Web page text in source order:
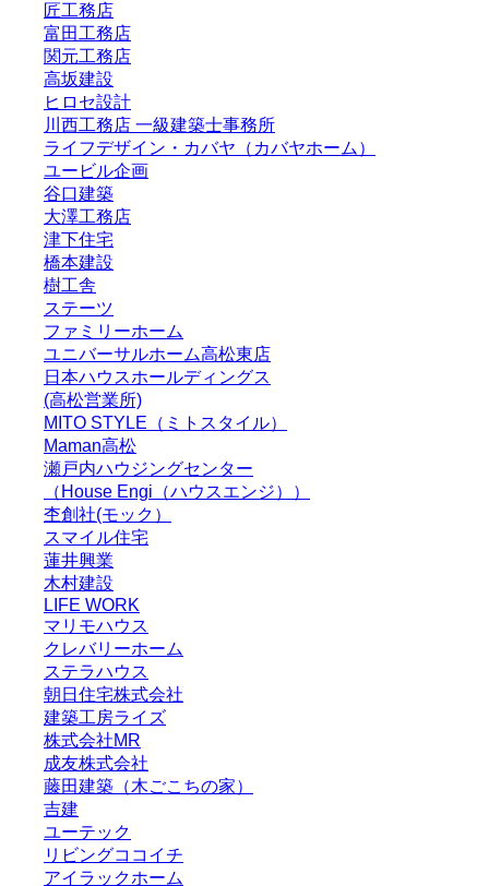
匠工務店
富田工務店
関元工務店
高坂建設
ヒロセ設計
川西工務店 一級建築士事務所
ライフデザイン・カバヤ（カバヤホーム）
ユービル企画
谷口建築
大澤工務店
津下住宅
橋本建設
樹工舎
ステーツ
ファミリーホーム
ユニバーサルホーム高松東店
日本ハウスホールディングス
(高松営業所)
MITO STYLE（ミトスタイル）
Maman高松
瀬戸内ハウジングセンター
（House Engi（ハウスエンジ））
杢創社(モック）
スマイル住宅
蓮井興業
木村建設
LIFE WORK
マリモハウス
クレバリーホーム
ステラハウス
朝日住宅株式会社
建築工房ライズ
株式会社MR
成友株式会社
藤田建築（木ごこちの家）
吉建
ユーテック
リビングココイチ
アイラックホーム